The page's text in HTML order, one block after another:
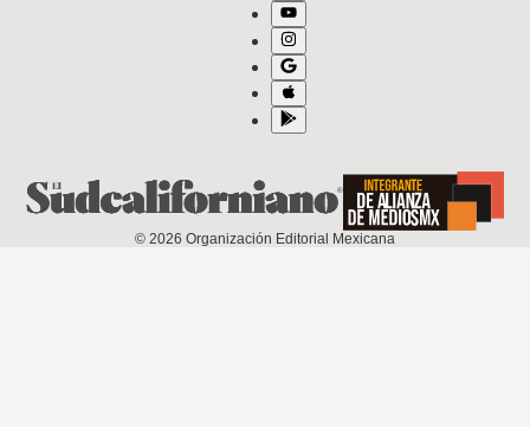
© 2026 Organización Editorial Mexicana